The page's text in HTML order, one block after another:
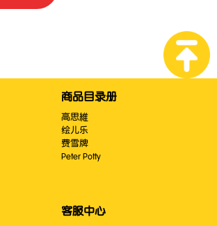
商品目录册
高思維
绘儿乐
费雪牌
Peter Potty
客服中心